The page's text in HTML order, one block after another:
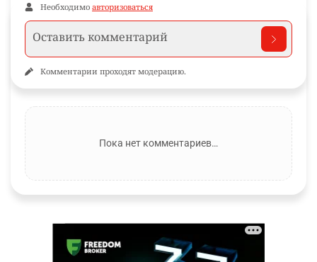
Необходимо авторизоваться
Комментарии проходят модерацию.
Пока нет комментариев…